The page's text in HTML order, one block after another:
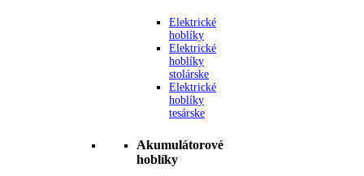
Elektrické
hoblíky
Elektrické
hoblíky
stolárske
Elektrické
hoblíky
tesárske
Akumulátorové
hoblíky